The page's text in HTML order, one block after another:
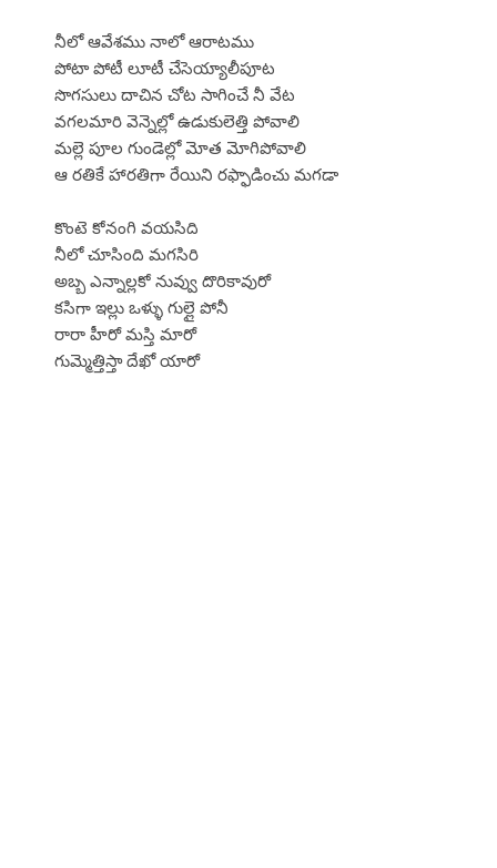
నీలో ఆవేశము నాలో ఆరాటము
పోటా పోటీ లూటీ చేసెయ్యాలీపూట
సొగసులు దాచిన చోట సాగించే నీ వేట
వగలమారి వెన్నెల్లో ఉడుకులెత్తి పోవాలి
మల్లె పూల గుండెల్లో మోత మోగిపోవాలి
ఆ రతికే హారతిగా రేయిని రఫ్ఫాడించు మగడా
కొంటె కోనంగి వయసిది
నీలో చూసింది మగసిరి
అబ్బ ఎన్నాల్లకో నువ్వు దొరికావురో
కసిగా ఇల్లు ఒళ్ళు గుల్లై పోనీ
రారా హీరో మస్తి మారో
గుమ్మెత్తిస్తా దేఖో యారో